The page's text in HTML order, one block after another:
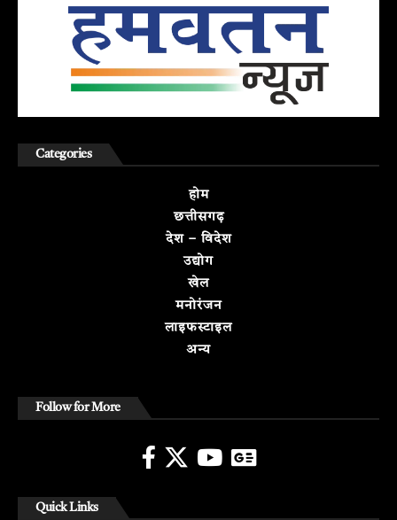
Categories
होम
छत्तीसगढ़
देश – विदेश
उद्योग
खेल
मनोरंजन
लाइफस्टाइल
अन्य
Follow for More
Quick Links